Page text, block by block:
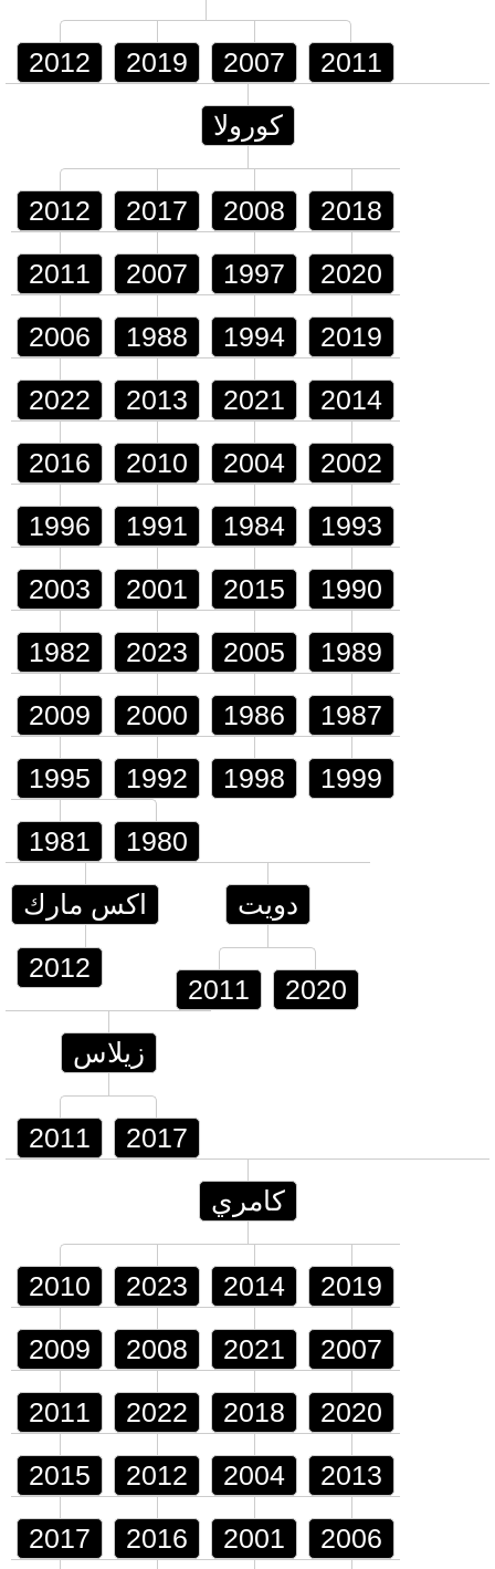
2012 2019 2007 2011
كورولا
2012 2017 2008 2018
2011 2007 1997 2020
2006 1988 1994 2019
2022 2013 2021 2014
2016 2010 2004 2002
1996 1991 1984 1993
2003 2001 2015 1990
1982 2023 2005 1989
2009 2000 1986 1987
1995 1992 1998 1999
1981 1980
اكس مارك
2012
دويت
2011 2020
زيلاس
2011 2017
كامري
2010 2023 2014 2019
2009 2008 2021 2007
2011 2022 2018 2020
2015 2012 2004 2013
2017 2016 2001 2006